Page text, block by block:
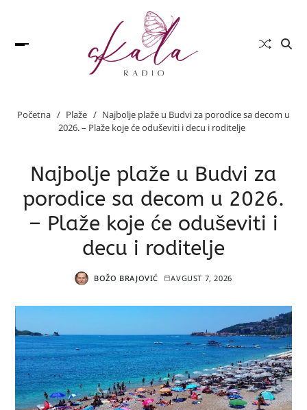
Početna Plaže
Najbolje plaže u Budvi za porodice sa decom u
2026. – Plaže koje će oduševiti i decu i roditelje
Najbolje plaže u Budvi za
porodice sa decom u 2026.
– Plaže koje će oduševiti i
decu i roditelje
BOŽO BRAJOVIĆ AVGUST 7, 2026